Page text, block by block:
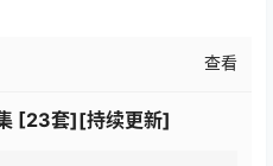
查看
[23套][持续更新]